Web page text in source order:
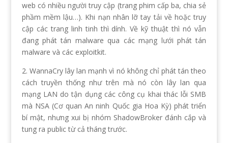
web có nhiều người truy cập (trang phim cấp ba, chia sẻ
phầm mềm lậu…). Khi nạn nhân lỡ tay tải về hoặc truy
cập các trang linh tinh thì dính. Về kỹ thuật thì nó vẫn
đang phát tán malware qua các mạng lưới phát tán
malware và các exploitkit.
2. WannaCry lây lan mạnh vì nó không chỉ phát tán theo
cách truyền thống như trên mà nó còn lây lan qua
mạng LAN do tận dụng các công cụ khai thác lỗi SMB
mà NSA (Cơ quan An ninh Quốc gia Hoa Kỳ) phát triển
bí mật, nhưng xui bị nhóm ShadowBroker đánh cắp và
tung ra public từ cả tháng trước.